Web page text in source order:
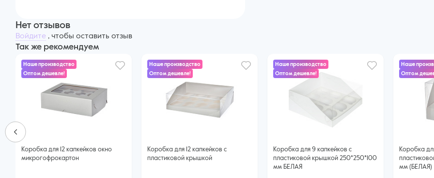
Нет отзывов
Войдите , чтобы оставить отзыв
Так же рекомендуем
Наше производство
Оптом дешевле!
Коробка для 12 капкейков окно
микрогофрокартон
Наше производство
Оптом дешевле!
Коробка для 12 капкейков с
пластиковой крышкой
Наше производство
Оптом дешевле!
Коробка для 9 капкейков с
пластиковой крышкой 250*250*100
мм БЕЛАЯ
Наше
Оптом
Коробка
мм (БЕЛАЯ)